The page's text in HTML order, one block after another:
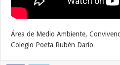
Área de Medio Ambiente,
Colegio Poeta Rubén Darío